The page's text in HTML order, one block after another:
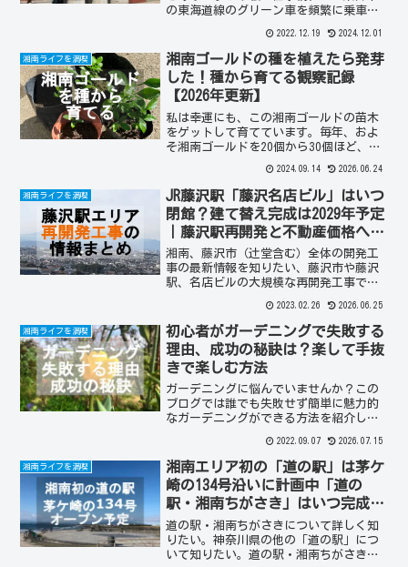
の東海道線のグリーン車を頻繁に乗車し
というのもあり、より密を避けるために
も、また過酷な夏の暑さを避けるために
もグリーン車を利用する人は多いのでは
ないでしょうか？しかし、グリーン車の
乗り方って誰から教わりましたか？今日
は、初めてグリーン車に乗る方に、最新
の情報を詳しくお伝えします。
2022.12.19 2024.12.01
湘南ライフを満喫
湘南ゴールドの種を植えたら発芽
した！種から育てる観察記録
【2026年更新】
私は幸運にも、この湘南ゴールドの苗木
をゲットして育てています。毎年、およ
そ湘南ゴールドを20個から30個ほど、収
湘南ゴールドを種から育てるレポートを
します。湘南ゴールドを育てたい、果物
の種から育てて、収穫が出来るか知りた
い、果物の育て方は難しいの？簡単な
の？種から育てた果物は何年後に収穫が
できるのか？
2024.09.14 2026.06.24
湘南ライフを満喫
JR藤沢駅「藤沢名店ビル」はいつ
閉館？建て替え完成は2029年予定
｜藤沢駅再開発と不動産価格への
影響
湘南、藤沢市（辻堂含む）全体の開発工
事の最新情報を知りたい、藤沢市や藤沢
駅、名店ビルの大規模な再開発工事でど
完成するか知りたいについて。名店ビル
の思い出の当たる宝くじ売り場について
2023.02.26 2026.06.25
湘南ライフを満喫
初心者がガーデニングで失敗する
理由、成功の秘訣は？楽して手抜
きで楽しむ方法
ガーデニングに悩んでいませんか？この
ブログでは誰でも失敗せず簡単に魅力的
なガーデニングができる方法を紹介しま
しました。失敗の原因を分析し、成功の
秘訣を実践してガーデニングを楽しむ事
ができるようになった方法や初心者でも
成功するガーデニングのポイントを紹介
します。ガーデニングに悩むことなく、
楽しくガーデニングができるようになり
ます。
2022.09.07 2026.07.15
湘南ライフを満喫
湘南エリア初の「道の駅」は茅ケ
崎の134号沿いに計画中「道の
駅・湘南ちがさき」はいつ完成す
る？
道の駅・湘南ちがさきについて詳しく知
りたい。神奈川県の他の「道の駅」につ
いて知りたい。道の駅・湘南ちがさきの